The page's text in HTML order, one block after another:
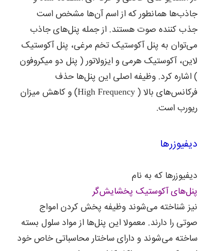
جاذب‌ها همانطور که از اسم آن‌ها مشخص است
جذب کننده صوت هستند. از جمله پنل‌های جاذب
می‌توان به پنل آکوستیک تخم مرغی، پنل آکوستیک
لاین، آکوستیک هرمی و ایزولاتور ( پنل دو میکروفون
) اشاره کرد. وظیفه اصلی این پنل‌ها حذف
فرکانس‌های بالا ( High Frequency) و کاهش میزان
ریورب است.
دیفیوزرها
دیفیوزرها که به نام
پنل‌های آکوستیک پخشایش‌گر
نیز شناخته می‌شوند وظیفه پخش کردن امواج
صوتی را دارند. معمولا این پنل‌ها از مواد سلول بسته
ساخته می‌شوند و دارای ساختار محاسباتی خاص خود